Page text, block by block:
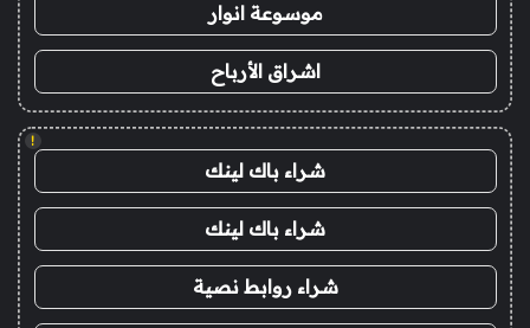
موسوعة انوار
اشراق الأرباح
!
شراء باك لينك
شراء باك لينك
شراء روابط نصية